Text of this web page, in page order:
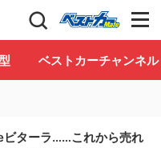
ストカー」 Club
ベストカーチャンネル
ビターラ……これから売れ